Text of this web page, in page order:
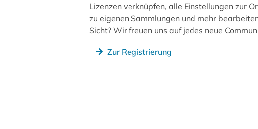
Lizenzen verknüpfen, alle Einstellungen zur
zu eigenen Sammlungen und mehr
Sicht? Wir freuen uns auf jedes neue
Zur Registrierung